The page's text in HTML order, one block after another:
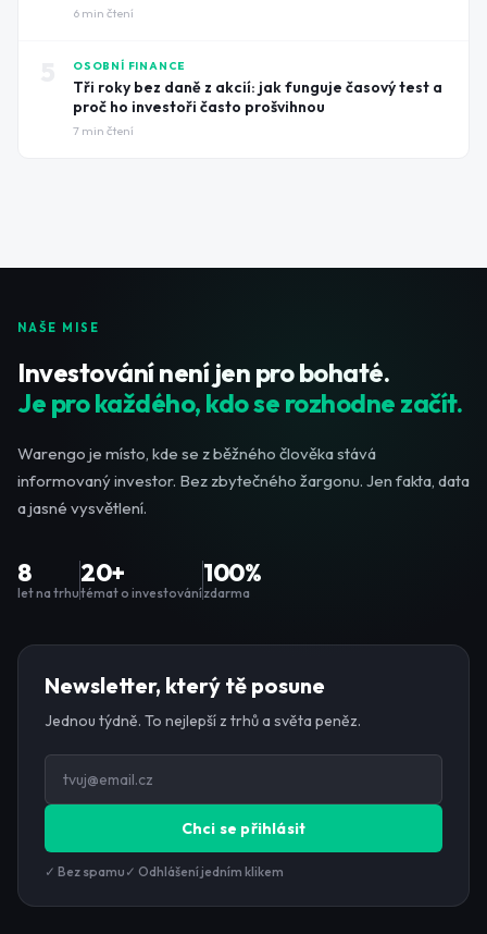
6 min čtení
OSOBNÍ FINANCE
Tři roky bez daně z akcií: jak funguje časový test a
proč ho investoři často prošvihnou
7 min čtení
NAŠE MISE
Investování není jen pro bohaté.
Je pro každého, kdo se rozhodne začít.
Warengo je místo, kde se z běžného člověka stává
informovaný investor. Bez zbytečného žargonu. Jen fakta, data
a jasné vysvětlení.
8
let na trhu
20+
témat o investování
100%
zdarma
Newsletter, který tě posune
Jednou týdně. To nejlepší z trhů a světa peněz.
Chci se přihlásit
✓ Bez spamu ✓ Odhlášení jedním klikem